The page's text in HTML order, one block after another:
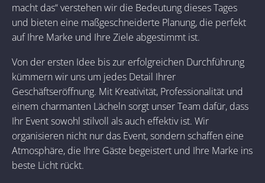
macht das“ verstehen wir die Bedeutung dieses Tages
und bieten eine maßgeschneiderte Planung, die perfekt
auf Ihre Marke und Ihre Ziele abgestimmt ist.
Von der ersten Idee bis zur erfolgreichen Durchführung
kümmern wir uns um jedes Detail Ihrer
Geschäftseröffnung. Mit Kreativität, Professionalität und
einem charmanten Lächeln sorgt unser Team dafür, dass
Ihr Event sowohl stilvoll als auch effektiv ist. Wir
organisieren nicht nur das Event, sondern schaffen eine
Atmosphäre, die Ihre Gäste begeistert und Ihre Marke ins
beste Licht rückt.